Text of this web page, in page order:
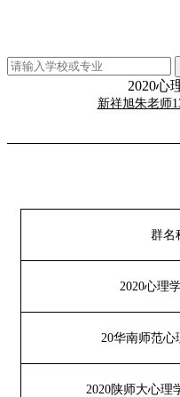
2020心
新祥旭朱老师
群名
2020心理
20华南师范心
2020陕师大心理